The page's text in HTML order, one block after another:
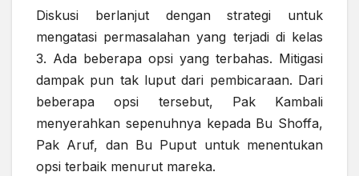
Diskusi berlanjut dengan strategi untuk
mengatasi permasalahan yang terjadi di kelas
3. Ada beberapa opsi yang terbahas. Mitigasi
dampak pun tak luput dari pembicaraan. Dari
beberapa opsi tersebut, Pak Kambali
menyerahkan sepenuhnya kepada Bu Shoffa,
Pak Aruf, dan Bu Puput untuk menentukan
opsi terbaik menurut mareka.